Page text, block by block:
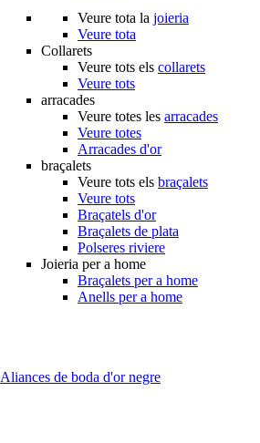
Veure tota la joieria
Veure tota
Collarets
Veure tots els collarets
Veure tots
arracades
Veure totes les arracades
Veure totes
Arracades d'or
braçalets
Veure tots els braçalets
Veure tots
Braçatels d'or
Braçalets de plata
Polseres riviere
Joieria per a home
Braçalets per a home
Anells per a home
Aliances de boda d'or negre